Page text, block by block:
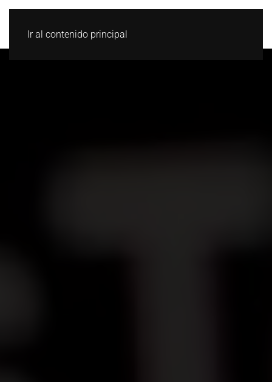
Ir al contenido principal